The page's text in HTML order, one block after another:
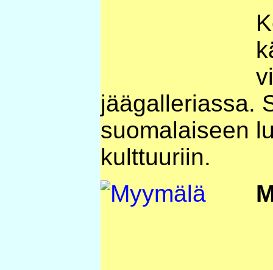
jäägalleriassa.
suomalaiseen
kulttuuriin.